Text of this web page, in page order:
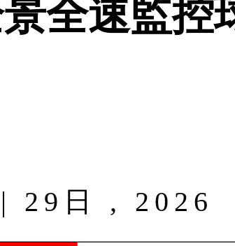
全速監控
29日 , 2026